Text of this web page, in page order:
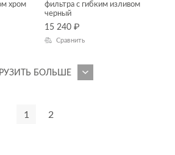
хром
фильтра с гибким изливом
черный
15 240 ₽
Сравнить
БОЛЬШЕ
1 2